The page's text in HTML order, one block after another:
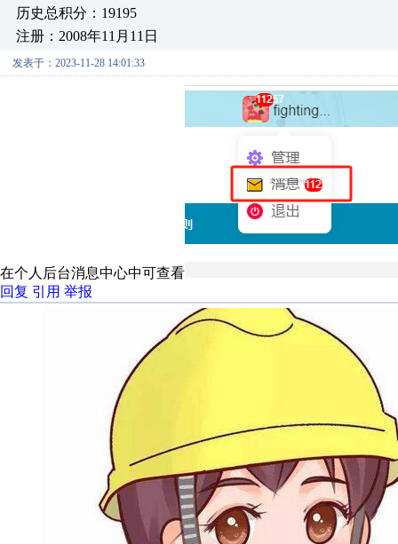
历史总积分：19195
注册：2008年11月11日
发表于：2023-11-28 14:01:33
在个人后台消息中心中可查看
回复 引用 举报